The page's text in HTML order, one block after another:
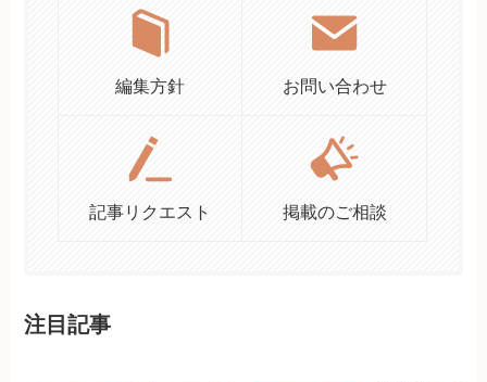
編集方針 お問い合わせ
記事リクエスト 掲載のご相談
注目記事